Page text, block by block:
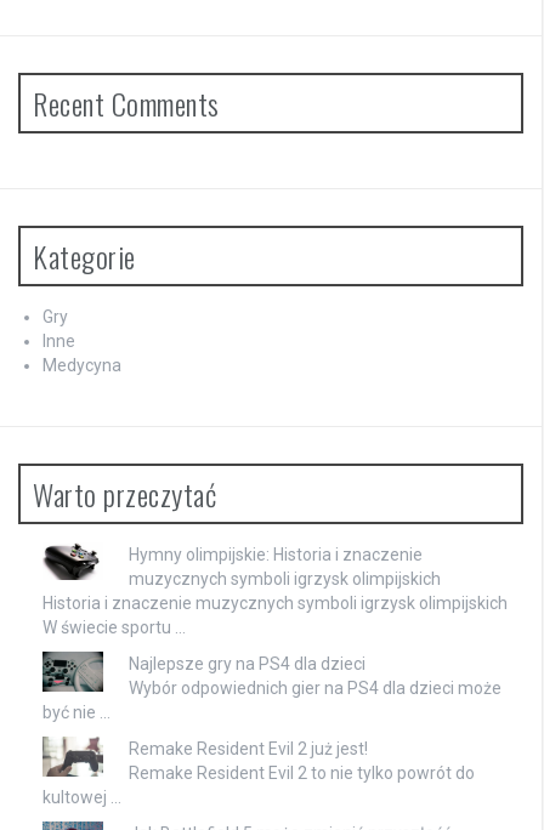
Recent Comments
Kategorie
Gry
Inne
Medycyna
Warto przeczytać
Hymny olimpijskie: Historia i znaczenie
muzycznych symboli igrzysk olimpijskich
Historia i znaczenie muzycznych symboli igrzysk olimpijskich
W świecie sportu …
Najlepsze gry na PS4 dla dzieci
Wybór odpowiednich gier na PS4 dla dzieci może
być nie …
Remake Resident Evil 2 już jest!
Remake Resident Evil 2 to nie tylko powrót do
kultowej …